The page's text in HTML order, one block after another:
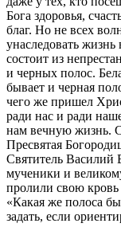
Бога здоровья,
благ. Но не всех
унаследовать
состоит из
и черных полос.
бывает и черная
чего же пришел
ради нас и ради
нам вечную жизнь.
Пресвятая
Святитель Василий
мученики и
пролили свою кровь
«Какая же полоса
задать, если